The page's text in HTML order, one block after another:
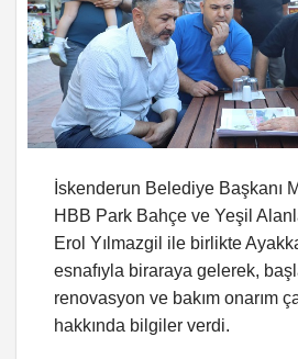
İskenderun Belediye Başkanı
HBB Park Bahçe ve Yeşil
Erol Yılmazgil ile birlikte
esnafıyla biraraya gelerek,
renovasyon ve bakım onarım
hakkında bilgiler verdi.